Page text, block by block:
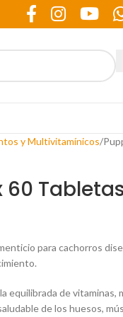
y Multivitamínicos
60
para cachorros
equilibrada de vitaminas,
de los huesos,